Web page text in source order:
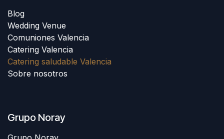
Blog
Wedding Venue
Comuniones Valencia
Catering Valencia
Catering saludable Valencia
Sobre nosotros
Grupo Noray